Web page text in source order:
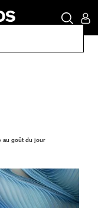
au goût du jour